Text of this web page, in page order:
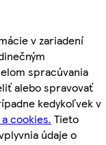
v zariadení
spracúvania
alebo spravovať
kedykoľvek v
cookies. Tieto
údaje o